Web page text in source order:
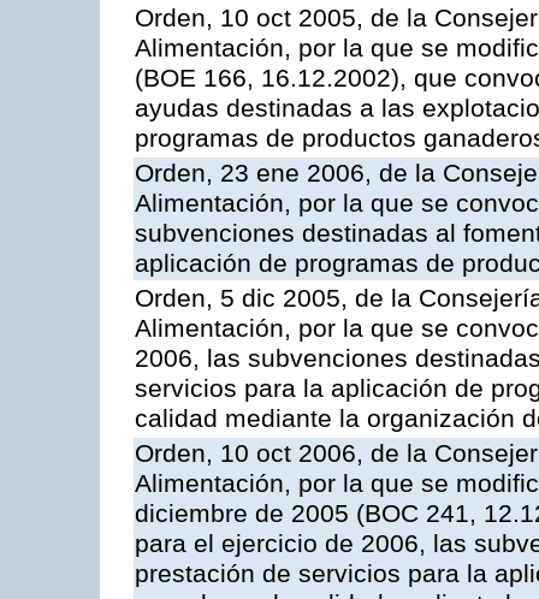
Orden, 10 oct 2005, de la
Alimentación, por la que se
(BOE 166, 16.12.2002), que
ayudas destinadas a las
programas de productos
Orden, 23 ene 2006, de la
Alimentación, por la que se
subvenciones destinadas al
aplicación de programas de
Orden, 5 dic 2005, de la
Alimentación, por la que se
2006, las subvenciones
servicios para la aplicación de
calidad mediante la organización
Orden, 10 oct 2006, de la
Alimentación, por la que se
diciembre de 2005 (BOC 241,
para el ejercicio de 2006, las
prestación de servicios para la